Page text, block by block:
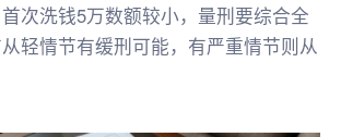
次洗钱5万数额较小，量刑要综合全
轻情节有缓刑可能，有严重情节则从